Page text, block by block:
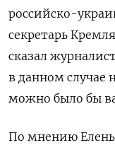
российско-
секретарь
сказал
в данном случае
можно было бы
По мнению